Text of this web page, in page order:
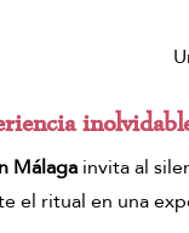
Málaga invita al
el ritual en una